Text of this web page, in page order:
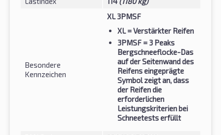
Besondere
Kennzeichen
XL 3PMSF
XL= Verstärkter Reifen
3PMSF = 3 Peaks
Bergschneeflocke-Das
auf der Seitenwand des
Reifens eingeprägte
Symbol zeigt an, dass
der Reifen die
erforderlichen
Leistungskriterien bei
Schneetests erfüllt